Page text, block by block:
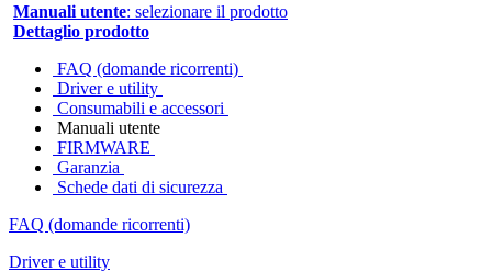
Manuali utente: selezionare il prodotto
Dettaglio prodotto
FAQ (domande ricorrenti)
Driver e utility
Consumabili e accessori
Manuali utente
FIRMWARE
Garanzia
Schede dati di sicurezza
FAQ (domande ricorrenti)
Driver e utility